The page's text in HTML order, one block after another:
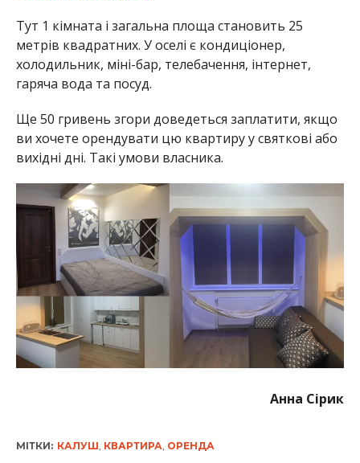
Тут 1 кімната і загальна площа становить 25
метрів квадратних. У оселі є кондиціонер,
холодильник, міні-бар, телебачення, інтернет,
гаряча вода та посуд.
Ще 50 гривень згори доведеться заплатити, якщо
ви хочете орендувати цю квартиру у святкові або
вихідні дні. Такі умови власника.
Анна Сірик
МІТКИ: КАЛУШ КВАРТИРА ОРЕНДА